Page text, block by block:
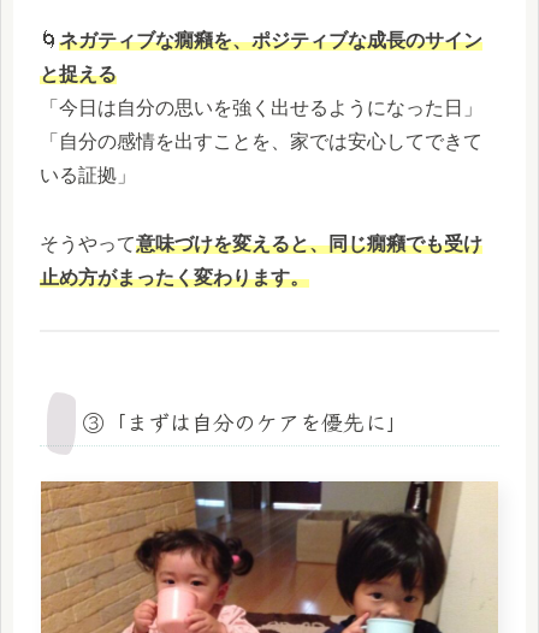
🌀 ネガティブな癇癪を、ポジティブな成長のサイン
と捉える
「今日は自分の思いを強く出せるようになった日」
「自分の感情を出すことを、家では安心してできて
いる証拠」
そうやって意味づけを変えると、同じ癇癪でも受け
止め方がまったく変わります。
③「まずは自分のケアを優先に」